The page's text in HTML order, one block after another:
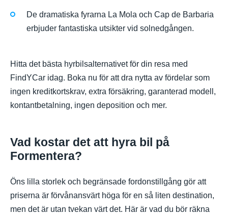
De dramatiska fyrarna La Mola och Cap de Barbaria
erbjuder fantastiska utsikter vid solnedgången.
Hitta det bästa hyrbilsalternativet för din resa med
FindYCar idag. Boka nu för att dra nytta av fördelar som
ingen kreditkortskrav, extra försäkring, garanterad modell,
kontantbetalning, ingen deposition och mer.
Vad kostar det att hyra bil på
Formentera?
Öns lilla storlek och begränsade fordonstillgång gör att
priserna är förvånansvärt höga för en så liten destination,
men det är utan tvekan värt det. Här är vad du bör räkna